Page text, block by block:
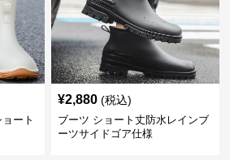
ート
¥2,880 (税込)
ブーツ ショート丈防水レインブ
ーツサイドゴア仕様